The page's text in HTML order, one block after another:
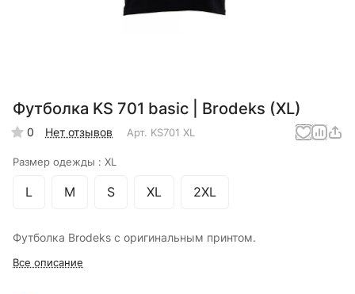
Футболка KS 701 basic | Brodeks (XL)
0 Нет отзывов Арт. KS701 XL
Размер одежды : XL
L M S XL 2XL
Футболка Brodeks с оригинальным принтом.
Все описание